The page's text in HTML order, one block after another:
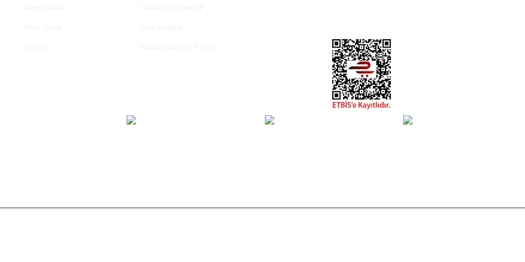
ile korunmaktadır.